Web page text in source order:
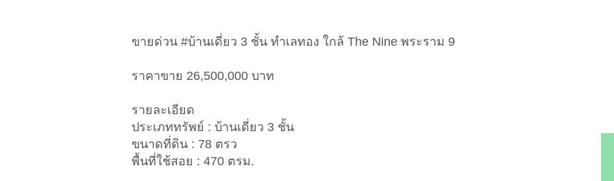
ขายด่วน #บ้านเดี่ยว 3 ชั้น ทำเลทอง ใกล้ The Nine พระราม 9
ราคาขาย 26,500,000 บาท
รายละเอียด
ประเภททรัพย์ : บ้านเดี่ยว 3 ชั้น
ขนาดที่ดิน : 78 ตรว
พื้นที่ใช้สอย : 470 ตรม.